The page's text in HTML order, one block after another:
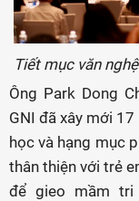
Tiết mục văn
Ông Park Dong
GNI đã xây mới
học và hạng mục
thân thiện với trẻ
để gieo mầm tri